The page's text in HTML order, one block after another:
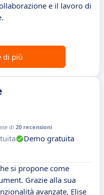
e il lavoro di
di più
di 20 recensioni
Demo gratuita
si propone come
Grazie alla sua
avanzate, Elise